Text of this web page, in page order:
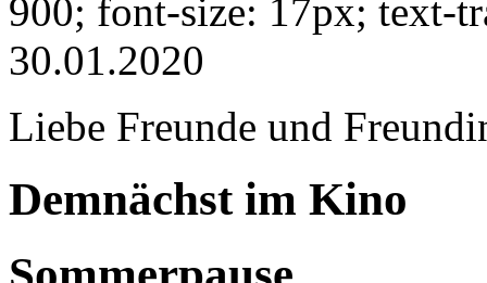
900; font-size: 17px; text-
30.01.2020
Liebe Freunde und
Demnächst im Kino